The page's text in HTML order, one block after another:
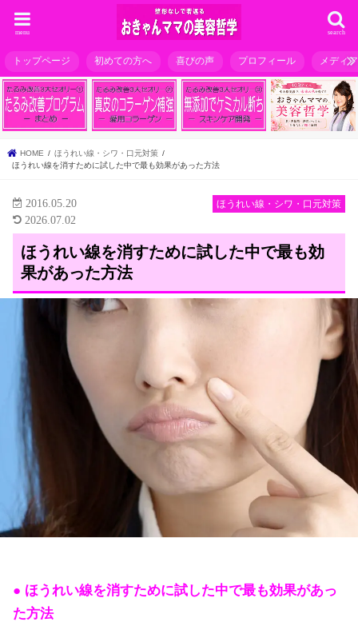
search
menu
トップページ 初めての方へ 喜びの声 プロフィール メディ
HOME
ほうれい線・シワ・口元対策
ほうれい線を消すために試した中で最も効果があった方法
ほうれい線・シワ・口元対策
2016.05.20
2026.07.02
ほうれい線を消すために試した中で最も効
果があった方法
● ほうれい線を消すために試した中で最も効果があっ
た方法